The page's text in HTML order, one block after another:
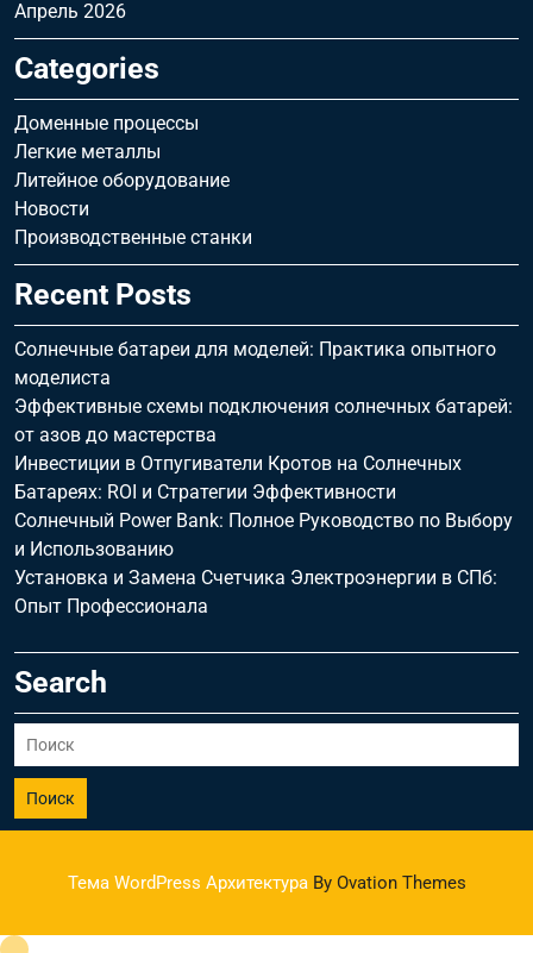
Апрель 2026
Categories
Доменные процессы
Легкие металлы
Литейное оборудование
Новости
Производственные станки
Recent Posts
Солнечные батареи для моделей: Практика опытного
моделиста
Эффективные схемы подключения солнечных батарей:
от азов до мастерства
Инвестиции в Отпугиватели Кротов на Солнечных
Батареях: ROI и Стратегии Эффективности
Солнечный Power Bank: Полное Руководство по Выбору
и Использованию
Установка и Замена Счетчика Электроэнергии в СПб:
Опыт Профессионала
Search
Поиск
Тема WordPress Архитектура By Ovation Themes